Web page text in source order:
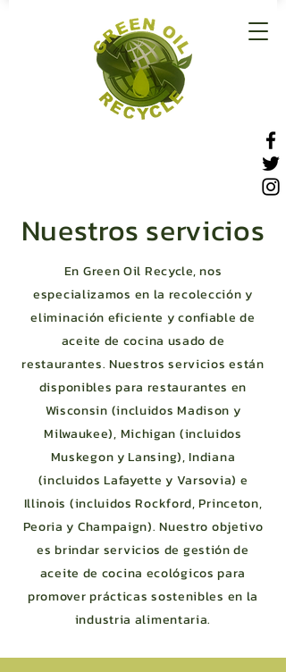
Nuestros servicios
En Green Oil Recycle, nos
especializamos en la recolección y
eliminación eficiente y confiable de
aceite de cocina usado de
restaurantes. Nuestros servicios están
disponibles para restaurantes en
Wisconsin (incluidos Madison y
Milwaukee), Michigan (incluidos
Muskegon y Lansing), Indiana
(incluidos Lafayette y Varsovia) e
Illinois (incluidos Rockford, Princeton,
Peoria y Champaign). Nuestro objetivo
es brindar servicios de gestión de
aceite de cocina ecológicos para
promover prácticas sostenibles en la
industria alimentaria.